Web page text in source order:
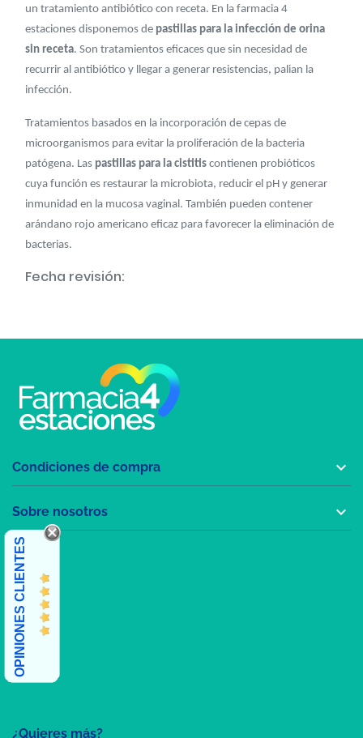
un tratamiento antibiótico con receta. En la farmacia 4
estaciones disponemos de pastillas para la infección de orina
sin receta. Son tratamientos eficaces que sin necesidad de
recurrir al antibiótico y llegar a generar resistencias, palian la
infección.
Tratamientos basados en la incorporación de cepas de
microorganismos para evitar la proliferación de la bacteria
patógena. Las pastillas para la cistitis contienen probióticos
cuya función es restaurar la microbiota, reducir el pH y generar
inmunidad en la mucosa vaginal. También pueden contener
arándano rojo americano eficaz para favorecer la eliminación de
bacterias.
Fecha revisión:
¿Quieres más?
Condiciones de compra 
Sobre nosotros 
OPINIONES CLIENTES